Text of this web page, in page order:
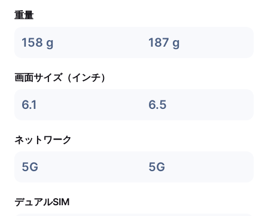
重量
158 g 187 g
画面サイズ（インチ）
6.1 6.5
ネットワーク
5G 5G
デュアルSIM